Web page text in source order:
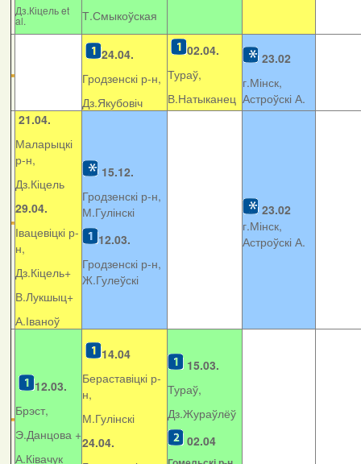
Дз.Кіцель et
al.
Т.Смыкоўская
24.04.
Гродзенскі р-н,
Дз.Якубовіч
02.04.
Тураў,
В.Натыканец
23.02
г.Мінск,
Астроўскі А.
21.04.
Маларыцкі
р-н,
Дз.Кіцель
29.04.
Івацевіцкі р-
н,
Дз.Кіцель+
В.Лукшыц+
А.Іваноў
15.12.
Гродзенскі р-н,
М.Гулінскі
12.03.
Гродзенскі р-н,
Ж.Гулеўскі
23.02
г.Мінск,
Астроўскі А.
12.03.
Брэст,
Э.Данцова +
А.Ківачук
14.04
Бераставіцкі р-
н,
М.Гулінскі
24.04.
15.03.
Тураў,
Дз.Жураўлёў
02.04